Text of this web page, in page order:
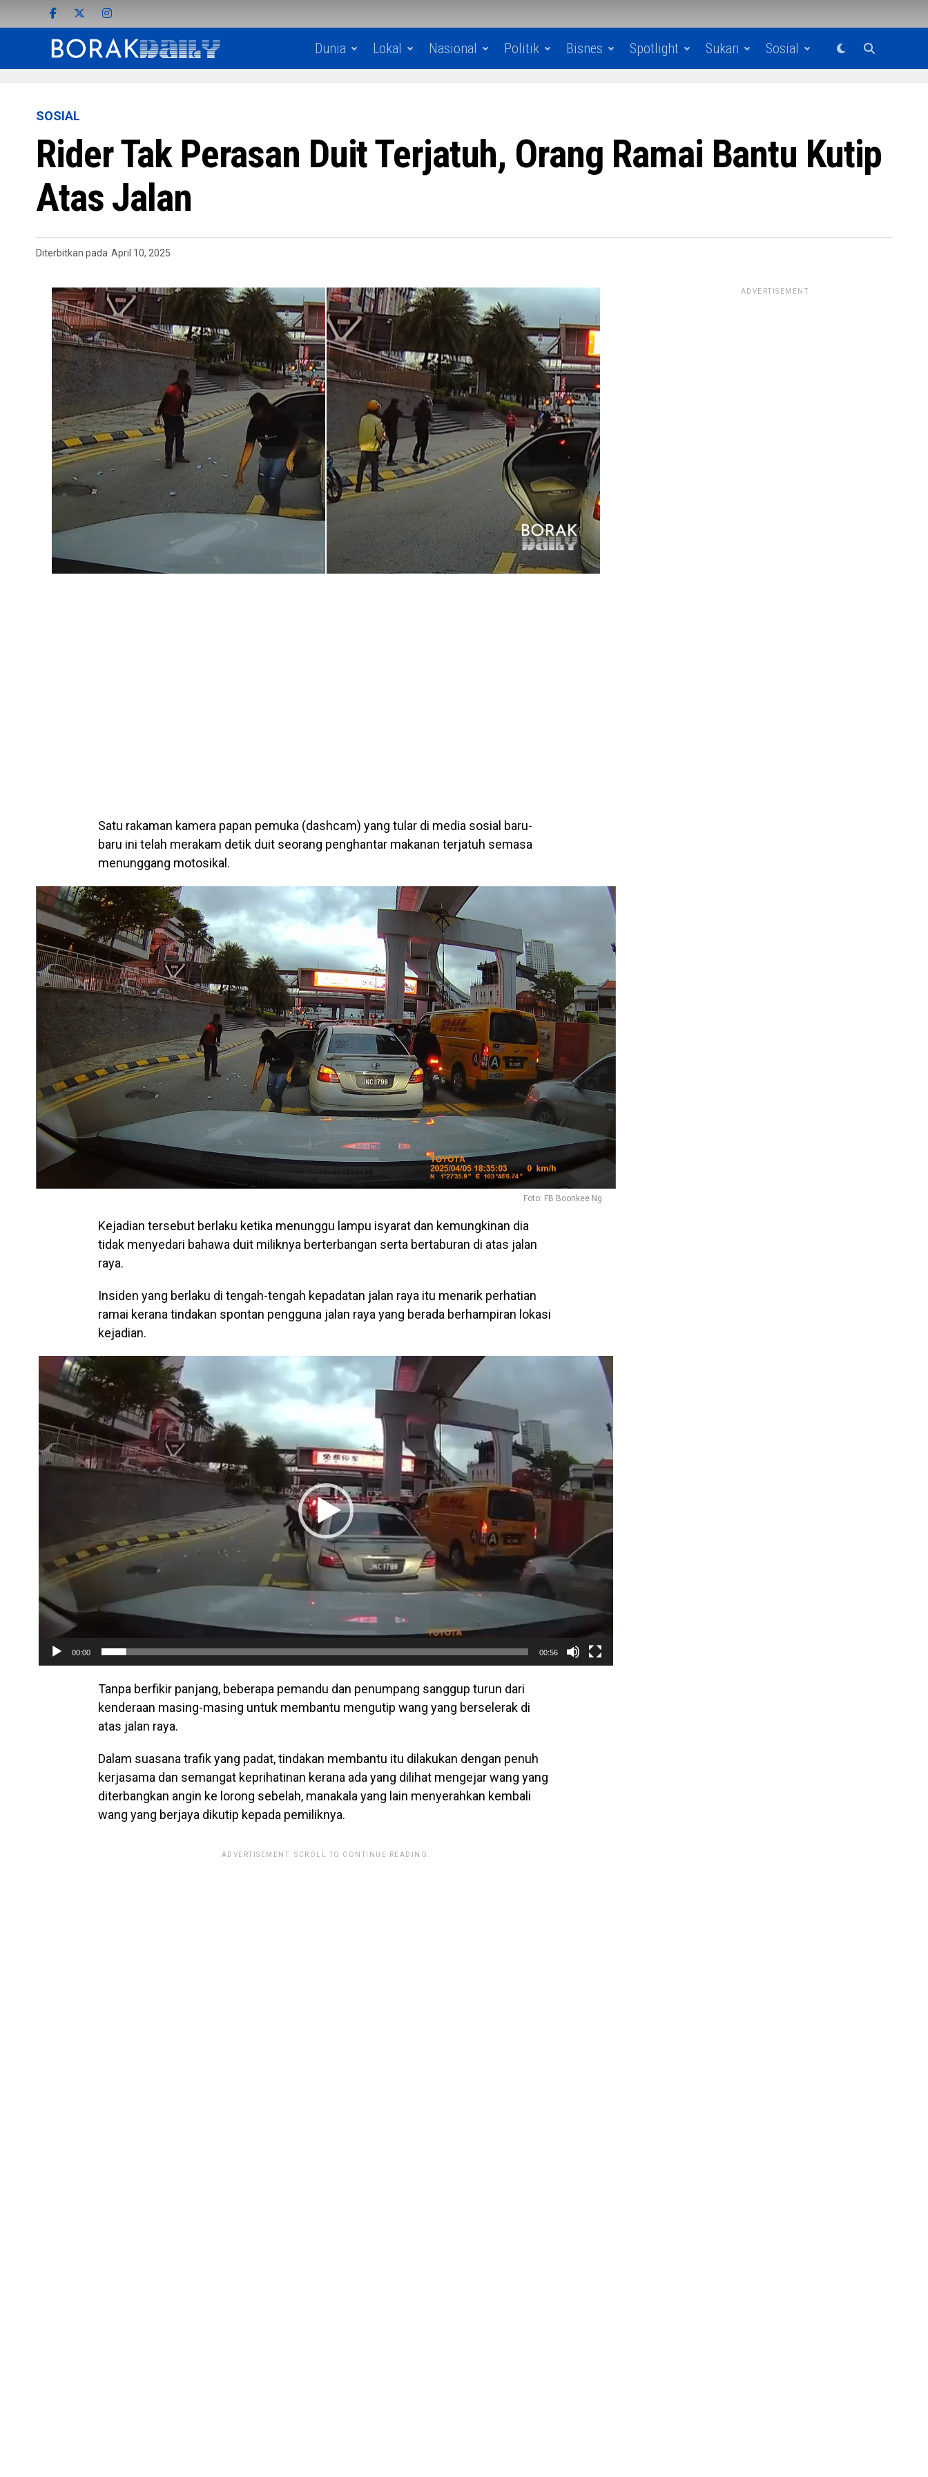
Dunia Lokal Nasional Politik Bisnes Spotlight Sukan Sosial
SOSIAL
Rider Tak Perasan Duit Terjatuh, Orang Ramai Bantu Kutip
Atas Jalan
Diterbitkan pada April 10, 2025
Satu rakaman kamera papan pemuka (dashcam) yang tular di media sosial baru-
baru ini telah merakam detik duit seorang penghantar makanan terjatuh semasa
menunggang motosikal.
Foto: FB Boonkee Ng
Kejadian tersebut berlaku ketika menunggu lampu isyarat dan kemungkinan dia
tidak menyedari bahawa duit miliknya berterbangan serta bertaburan di atas jalan
raya.
Insiden yang berlaku di tengah-tengah kepadatan jalan raya itu menarik perhatian
ramai kerana tindakan spontan pengguna jalan raya yang berada berhampiran lokasi
kejadian.
d
e
o
P
00:00 00:56
Tanpa berfikir panjang, beberapa pemandu dan penumpang sanggup turun dari
kenderaan masing-masing untuk membantu mengutip wang yang berselerak di
atas jalan raya.
Dalam suasana trafik yang padat, tindakan membantu itu dilakukan dengan penuh
kerjasama dan semangat keprihatinan kerana ada yang dilihat mengejar wang yang
diterbangkan angin ke lorong sebelah, manakala yang lain menyerahkan kembali
wang yang berjaya dikutip kepada pemiliknya.
ADVERTISEMENT. SCROLL TO CONTINUE READING.
ADVERTISEMENT